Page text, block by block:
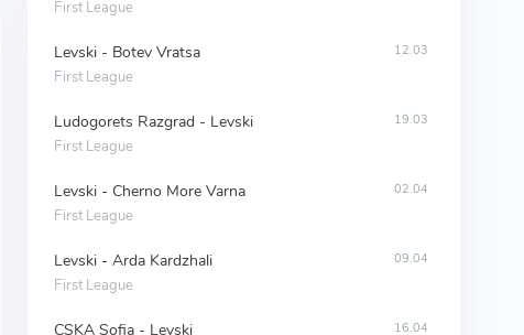
First League
Levski - Botev Vratsa
First League
12.03
Ludogorets Razgrad - Levski
First League
19.03
Levski - Cherno More Varna
First League
02.04
Levski - Arda Kardzhali
First League
09.04
CSKA Sofia - Levski 16.04